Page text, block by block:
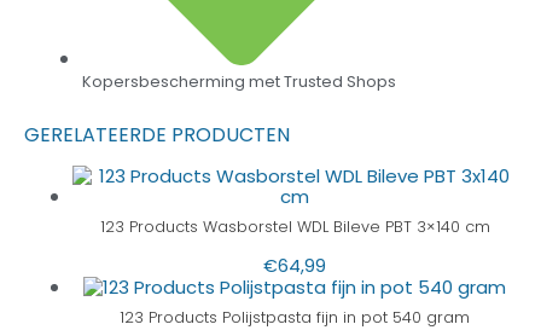
Kopersbescherming met Trusted Shops
GERELATEERDE PRODUCTEN
123 Products Wasborstel WDL Bileve PBT 3×140 cm
€64,99
123 Products Polijstpasta fijn in pot 540 gram